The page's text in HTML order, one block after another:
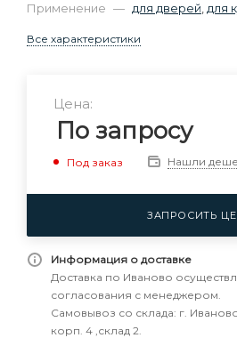
Применение — для дверей для
Все характеристики
Цена:
По запросу
Под заказ Нашли
ЗАПРОСИТЬ
Информация о доставке
Доставка по Иваново
согласования с менеджером.
Самовывоз со склада: г.
корп. 4 ,склад 2.